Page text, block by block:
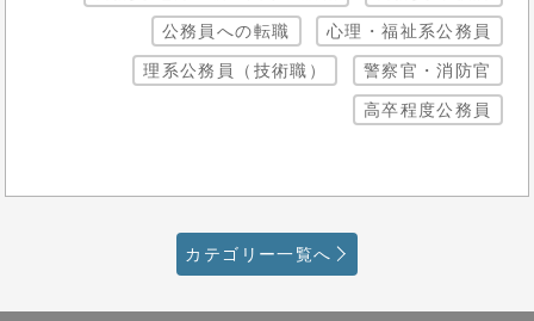
公務員への転職
心理・福祉系公務員
理系公務員（技術職）
警察官・消防官
高卒程度公務員
カテゴリー一覧へ